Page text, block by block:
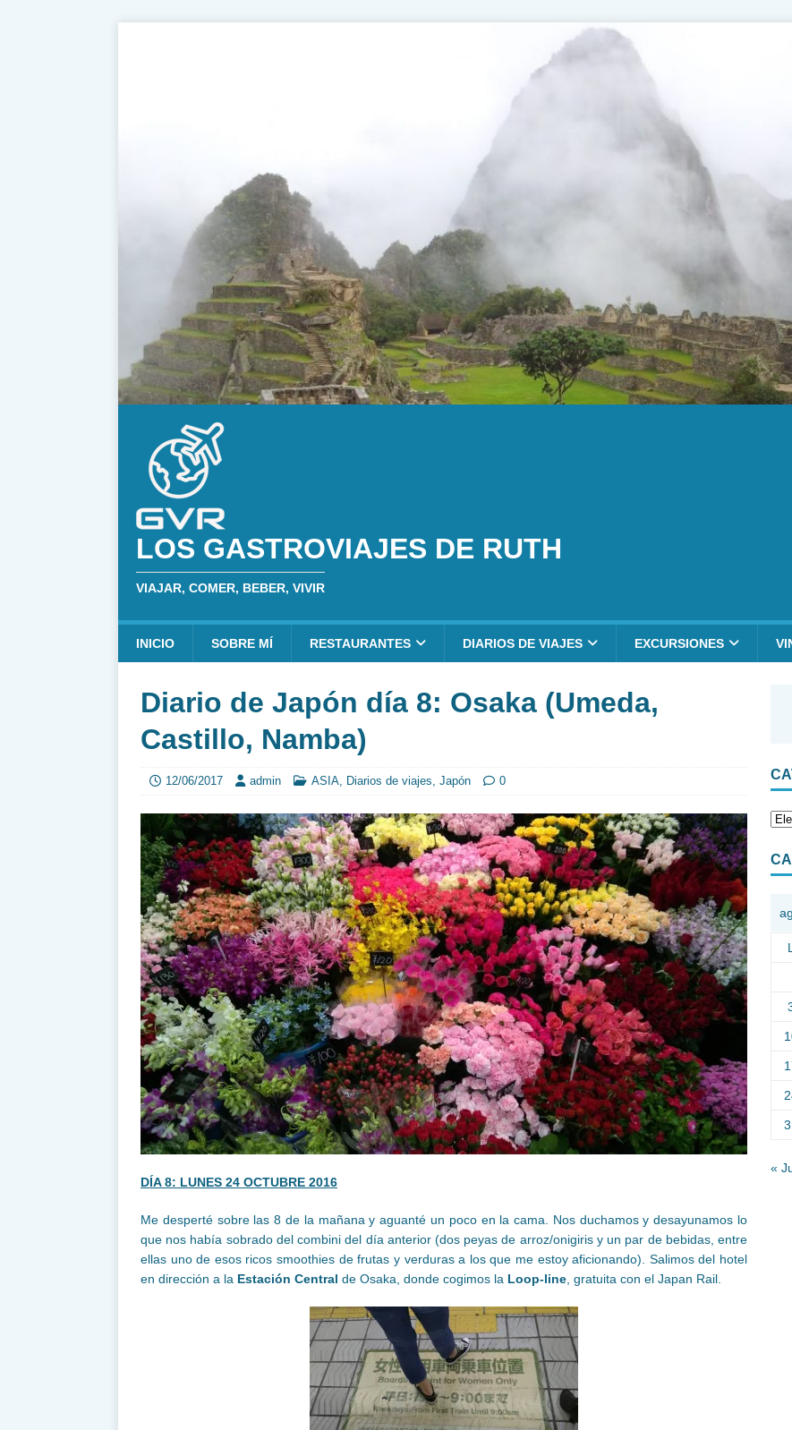
LOS GASTROVIAJES DE RUTH
VIAJAR, COMER, BEBER, VIVIR
INICIO SOBRE MÍ RESTAURANTES DIARIOS DE VIAJES EXCURSIONES
Diario de Japón día 8: Osaka (Umeda,
Castillo, Namba)
12/06/2017 admin ASIA Diarios de viajes Japón 0
DÍA 8: LUNES 24 OCTUBRE 2016
Me desperté sobre las 8 de la mañana y aguanté un poco en la cama. Nos duchamos y desayunamos lo
que nos había sobrado del combini del día anterior (dos peyas de arroz/onigiris y un par de bebidas, entre
ellas uno de esos ricos smoothies de frutas y verduras a los que me estoy aficionando). Salimos del hotel
en dirección a la Estación Central de Osaka, donde cogimos la Loop-line , gratuita con el Japan Rail.
«